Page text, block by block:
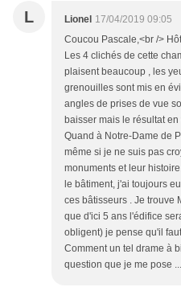
L Lionel 17/04/2019 09:05
Coucou Pascale,<br />
Les 4 clichés de cette
plaisent beaucoup , les
grenouilles sont mis en
angles de prises de vue
baisser mais le résultat
Quand à Notre-Dame de
même si je ne suis pas
monuments et leur
le bâtiment, j'ai toujours
ces bâtisseurs . Je trouve
que d'ici 5 ans l'édifice
obligent) je pense qu'il
Comment un tel drame à
question que je me pose